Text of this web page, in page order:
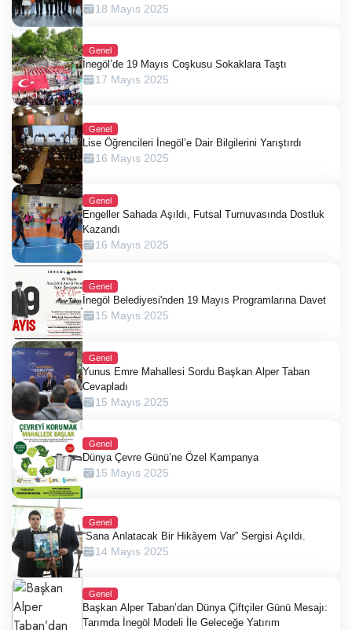
18 Mayıs 2025
Genel
İnegöl’de 19 Mayıs Coşkusu Sokaklara Taştı
17 Mayıs 2025
Genel
Lise Öğrencileri İnegöl’e Dair Bilgilerini Yarıştırdı
16 Mayıs 2025
Genel
Engeller Sahada Aşıldı, Futsal Turnuvasında Dostluk
Kazandı
16 Mayıs 2025
Genel
İnegöl Belediyesi'nden 19 Mayıs Programlarına Davet
15 Mayıs 2025
Genel
Yunus Emre Mahallesi Sordu Başkan Alper Taban
Cevapladı
15 Mayıs 2025
Genel
Dünya Çevre Günü’ne Özel Kampanya
15 Mayıs 2025
Genel
“Sana Anlatacak Bir Hikâyem Var” Sergisi Açıldı.
14 Mayıs 2025
Genel
Başkan Alper Taban’dan Dünya Çiftçiler Günü Mesajı:
Tarımda İnegöl Modeli İle Geleceğe Yatırım